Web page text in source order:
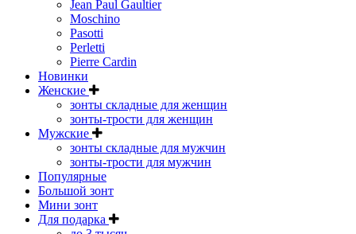
Jean Paul Gaultier
Moschino
Pasotti
Perletti
Pierre Cardin
Новинки
Женские
зонты складные для женщин
зонты-трости для женщин
Мужские
зонты складные для мужчин
зонты-трости для мужчин
Популярные
Большой зонт
Мини зонт
Для подарка